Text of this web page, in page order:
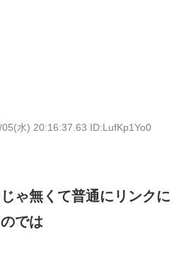
水) 20:16:37.63 ID:LufKp1Yo0
ゃ無くて普通にリンクに
では